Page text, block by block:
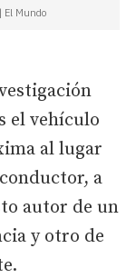
El Mundo
el vehículo
al lugar
a
autor de un
y otro de